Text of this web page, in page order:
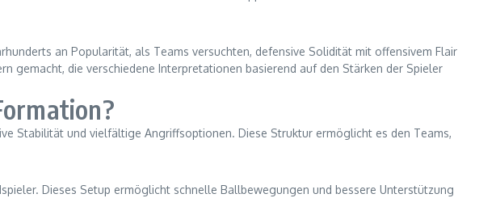
an Popularität, als Teams versuchten, defensive Solidität mit offensivem Flair
gemacht, die verschiedene Interpretationen basierend auf den Stärken der Spieler
Stabilität und vielfältige Angriffsoptionen. Diese Struktur ermöglicht es den Teams,
Dieses Setup ermöglicht schnelle Ballbewegungen und bessere Unterstützung